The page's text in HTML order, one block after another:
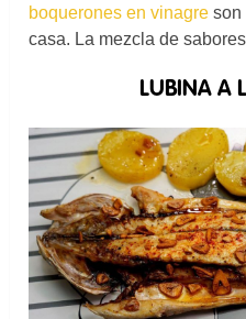
boquerones en vinagre son
casa. La mezcla de
LUBINA A